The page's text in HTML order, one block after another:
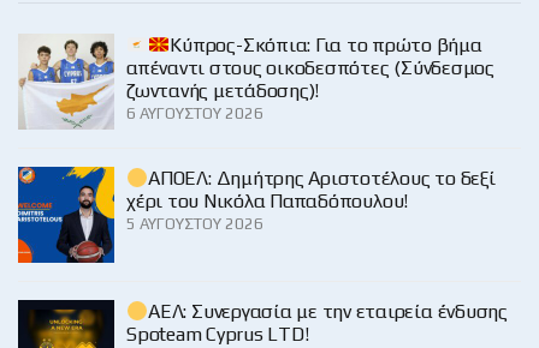
Κύπρος-Σκόπια: Για το πρώτο βήμα
απέναντι στους οικοδεσπότες (Σύνδεσμος
ζωντανής μετάδοσης)!
6 ΑΥΓΟΎΣΤΟΥ 2026
ΑΠΟΕΛ: Δημήτρης Αριστοτέλους το δεξί
χέρι του Νικόλα Παπαδόπουλου!
5 ΑΥΓΟΎΣΤΟΥ 2026
ΑΕΛ: Συνεργασία με την εταιρεία ένδυσης
Spoteam Cyprus LTD!